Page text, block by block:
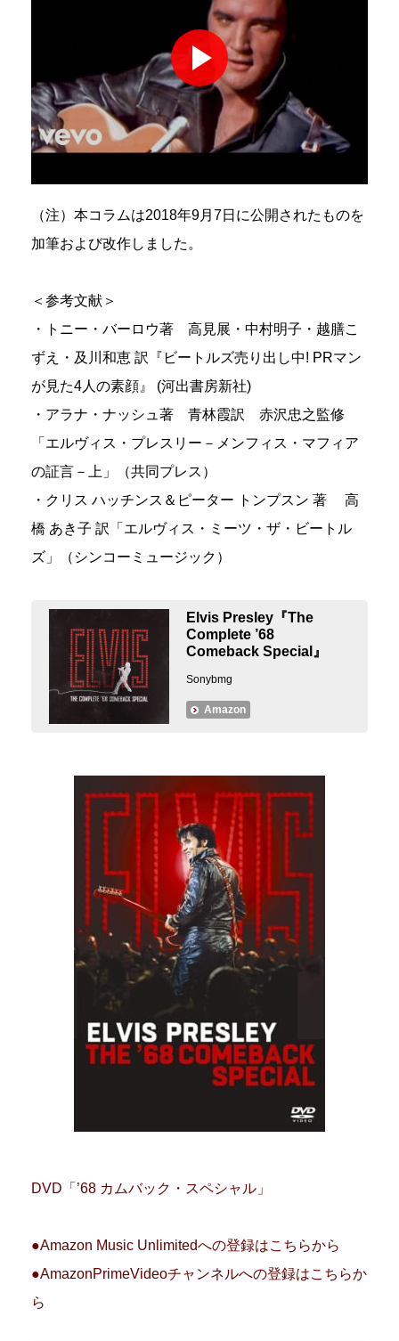
（注）本コラムは2018年9月7日に公開されたものを
加筆および改作しました。
＜参考文献＞
・トニー・バーロウ著 高見展・中村明子・越膳こ
ずえ・及川和恵 訳『ビートルズ売り出し中! PRマン
が見た4人の素顔』 (河出書房新社)
・アラナ・ナッシュ著 青林霞訳 赤沢忠之監修
「エルヴィス・プレスリー－メンフィス・マフィア
の証言－上」（共同プレス）
・クリス ハッチンス＆ピーター トンプスン 著 高
橋 あき子 訳「エルヴィス・ミーツ・ザ・ビートル
ズ」（シンコーミュージック）
Elvis Presley『The
Complete ’68
Comeback Special』
Sonybmg
Amazon
DVD「’68 カムバック・スペシャル」
●Amazon Music Unlimitedへの登録はこちらから
●AmazonPrimeVideoチャンネルへの登録はこちらか
ら